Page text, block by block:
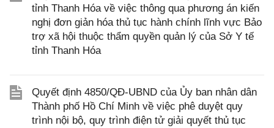
tỉnh Thanh Hóa về việc thông qua phương án kiến
nghị đơn giản hóa thủ tục hành chính lĩnh vực Bảo
trợ xã hội thuộc thẩm quyền quản lý của Sở Y tế
tỉnh Thanh Hóa
Quyết định 4850/QĐ-UBND của Ủy ban nhân dân
Thành phố Hồ Chí Minh về việc phê duyệt quy
trình nội bộ, quy trình điện tử giải quyết thủ tục